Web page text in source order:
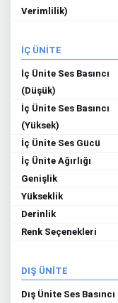
Verimlilik)
İÇ ÜNİTE
İç Ünite Ses Basıncı
(Düşük)
İç Ünite Ses Basıncı
(Yüksek)
İç Ünite Ses Gücü
İç Ünite Ağırlığı
Genişlik
Yükseklik
Derinlik
Renk Seçenekleri
DIŞ ÜNİTE
Dış Ünite Ses Basıncı